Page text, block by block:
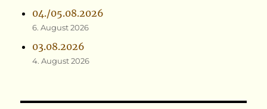
04./05.08.2026
6. August 2026
03.08.2026
4. August 2026